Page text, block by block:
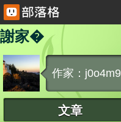
謝家�
作家：j0o4m9
文章